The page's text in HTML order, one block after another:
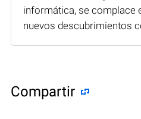
informática, se complace
nuevos descubrimientos
Compartir